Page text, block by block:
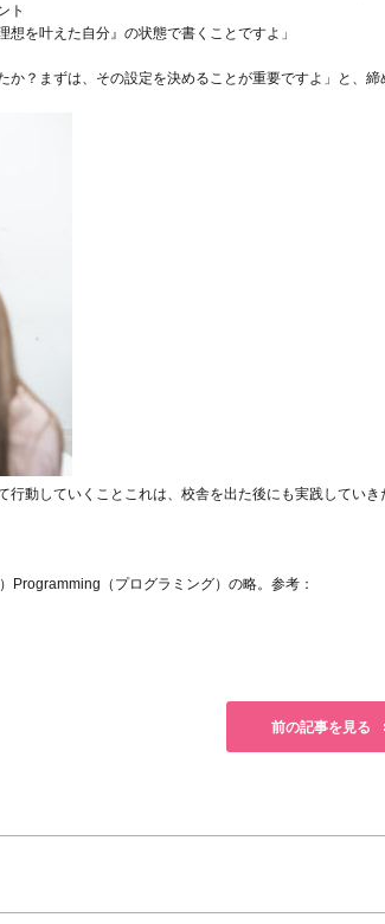
ト
想を叶えた自分』の状態で書くことですよ」
？まずは、その設定を決めることが重要ですよ」と、締
行動していくこと これは、校舎を出た後にも実践していき
Programming（プログラミング）の略。参考：
前の記事を見る